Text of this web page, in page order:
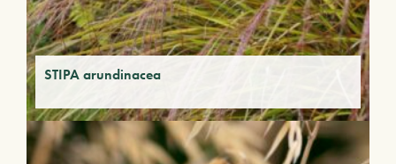
STIPA arundinacea